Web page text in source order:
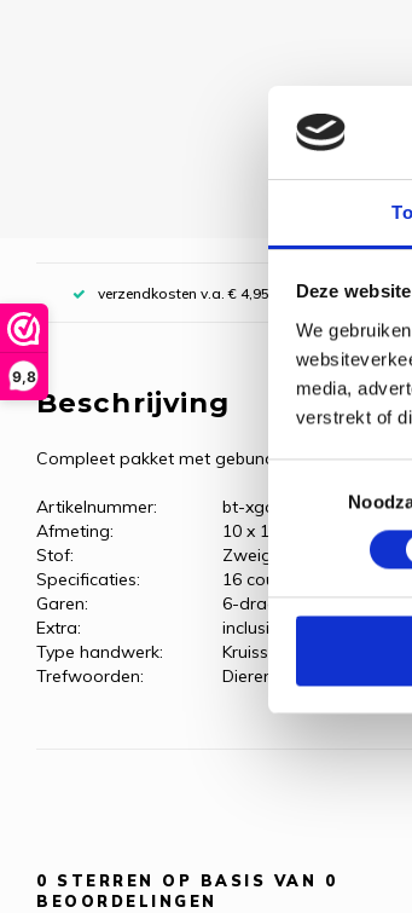
Deze
We
media,
verstrekt of
9,8
verzendkosten v.a. € 4,95, boven € 70,00
Beschrijving
Compleet pakket met gebundelde
Artikelnummer:
bt-xgc23
Afmeting:
10 x 10 cm
Stof:
Zweigart Aida, antiek wit
Specificaties:
16 count (6,3 kr/cm)
Garen:
6-draads borduurgaren
Extra:
inclusief 3-delige
Type handwerk:
Kruissteek
Trefwoorden:
Dieren
0 STERREN OP BASIS VAN 0
BEOORDELINGEN